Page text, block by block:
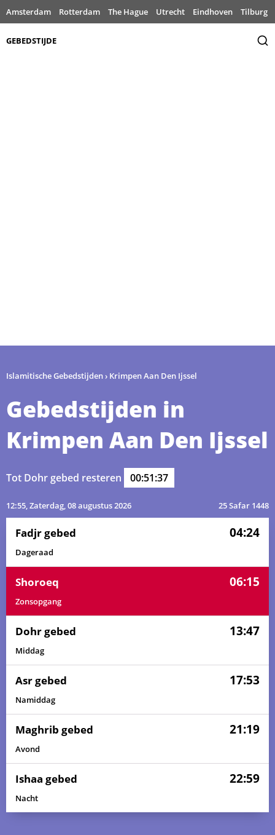
Amsterdam Rotterdam The Hague Utrecht Eindhoven Tilburg
GEBEDSTIJDE
Islamitische Gebedstijden› Krimpen Aan Den Ijssel
Gebedstijden in
Krimpen Aan Den Ijssel
Tot Dohr gebed resteren 00:51:36
12:55, Zaterdag, 08 augustus 2026 25 Safar 1448
Fadjr gebed 04:24
Dageraad
Shoroeq 06:15
Zonsopgang
Dohr gebed 13:47
Middag
Asr gebed 17:53
Namiddag
Maghrib gebed 21:19
Avond
Ishaa gebed 22:59
Nacht